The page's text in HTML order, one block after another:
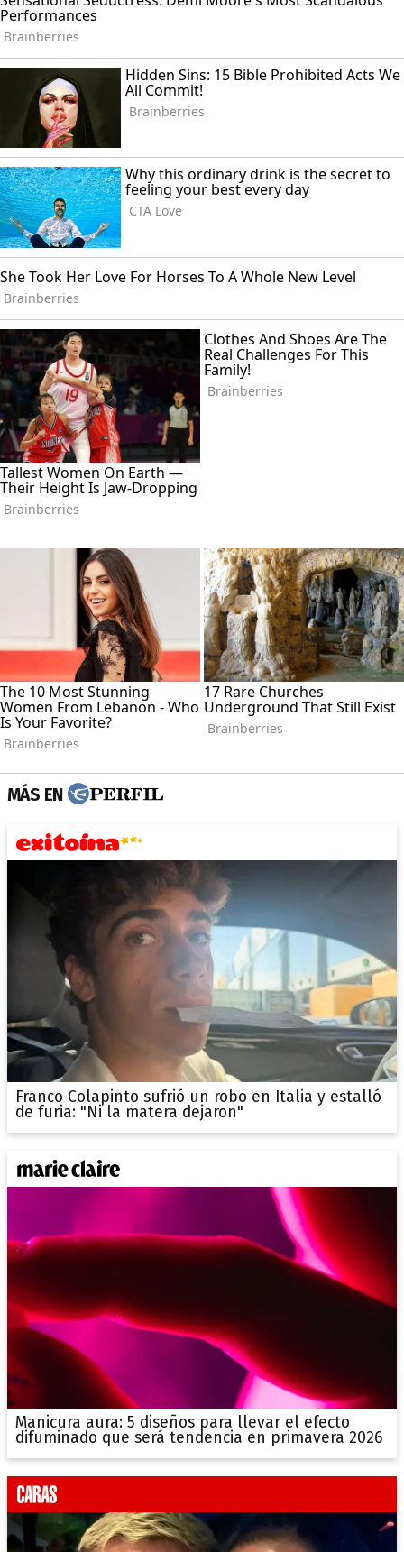
MÁS EN
Franco Colapinto sufrió un robo en Italia y estalló
de furia: "Ni la matera dejaron"
Manicura aura: 5 diseños para llevar el efecto
difuminado que será tendencia en primavera 2026